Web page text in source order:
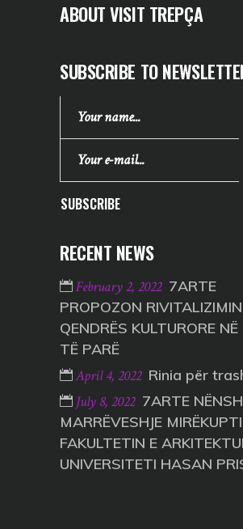
ABOUT VISIT TREPÇA
SUBSCRIBE TO
SUBSCRIBE
RECENT NEWS
February 2, 2022 7ARTE
PROPOZON
QENDRËS KULTURORE
TË PARË
April 4, 2022 Rinia për
July 8, 2022 7ARTE
MARRËVESHJE
FAKULTETIN E
UNIVERSITETI HASAN